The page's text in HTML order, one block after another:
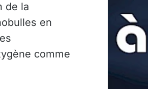
de la
en
comme